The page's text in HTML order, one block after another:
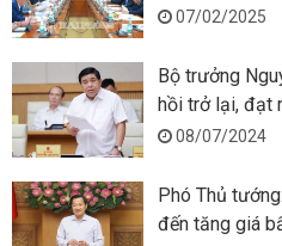
07/02/2025
Bộ trưởng
hồi trở lại, đạt
08/07/2024
Phó Thủ
đến tăng giá